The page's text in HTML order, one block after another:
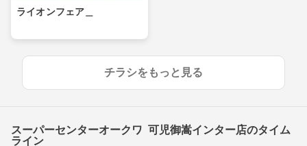
ライオンフェア＿
チラシをもっと見る
スーパーセンターオークワ 可児御嵩インター店のタイム
ライン